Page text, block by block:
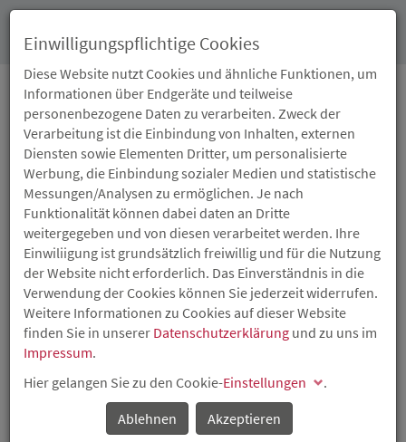
29.09.2023
ISB BETEILIGT SICH AN
DER INEXOGY ENERGY
HOLDING
Intelligente Messsysteme zur Digitalisierung des
Strommarktes und Integration der erneuerbaren
Energien
Die Investitions- und Strukturbank Rheinland-Pfalz (ISB)
beteiligt sich über ihre Tochtergesellschaften, die VcV
Venture CapitalVorderpfalz
Unternehmensbeteiligungsgesellschaft mbH, die
Wagnisfinanzierungsgesellschaft für
Einwilligungspflichtige Cookies
Diese Website nutzt Cookies und ähnliche Funktionen, um
Informationen über Endgeräte und teilweise
personenbezogene Daten zu verarbeiten. Zweck der
Verarbeitung ist die Einbindung von Inhalten, externen
Diensten sowie Elementen Dritter, um personalisierte
Werbung, die Einbindung sozialer Medien und statistische
Messungen/Analysen zu ermöglichen. Je nach
Funktionalität können dabei daten an Dritte
weitergegeben und von diesen verarbeitet werden. Ihre
Einwiliigung ist grundsätzlich freiwillig und für die Nutzung
der Website nicht erforderlich. Das Einverständnis in die
Verwendung der Cookies können Sie jederzeit widerrufen.
Weitere Informationen zu Cookies auf dieser Website
finden Sie in unserer Datenschutzerklärung und zu uns im
Impressum.
Hier gelangen Sie zu den Cookie-Einstellungen
.
Ablehnen
Akzeptieren